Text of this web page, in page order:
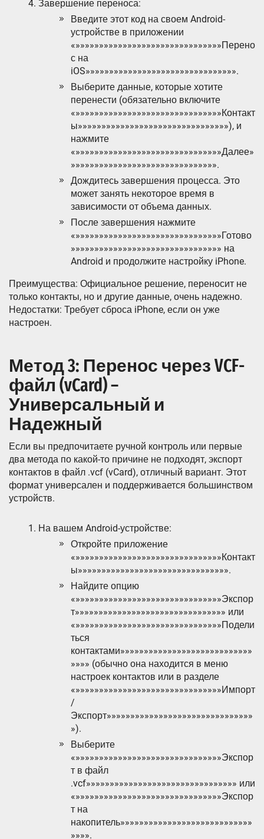
Завершение переноса:
Введите этот код на своем Android-
устройстве в приложении
«»»»»»»»»»»»»»»»»»»»»»»»»»»»»»»»Перено
с на
iOS»»»»»»»»»»»»»»»»»»»»»»»»»»»»»»»».
Выберите данные, которые хотите
перенести (обязательно включите
«»»»»»»»»»»»»»»»»»»»»»»»»»»»»»»»Контакт
ы»»»»»»»»»»»»»»»»»»»»»»»»»»»»»»»»), и
нажмите
«»»»»»»»»»»»»»»»»»»»»»»»»»»»»»»»Далее»
»»»»»»»»»»»»»»»»»»»»»»»»»»»»»»».
Дождитесь завершения процесса. Это
может занять некоторое время в
зависимости от объема данных.
После завершения нажмите
«»»»»»»»»»»»»»»»»»»»»»»»»»»»»»»»Готово
»»»»»»»»»»»»»»»»»»»»»»»»»»»»»»»» на
Android и продолжите настройку iPhone.
Преимущества: Официальное решение, переносит не
только контакты, но и другие данные, очень надежно.
Недостатки: Требует сброса iPhone, если он уже
настроен.
Метод 3: Перенос через VCF-
файл (vCard) –
Универсальный и
Надежный
Если вы предпочитаете ручной контроль или первые
два метода по какой-то причине не подходят, экспорт
контактов в файл .vcf (vCard), отличный вариант. Этот
формат универсален и поддерживается большинством
устройств.
На вашем Android-устройстве:
Откройте приложение
«»»»»»»»»»»»»»»»»»»»»»»»»»»»»»»»Контакт
ы»»»»»»»»»»»»»»»»»»»»»»»»»»»»»»»».
Найдите опцию
«»»»»»»»»»»»»»»»»»»»»»»»»»»»»»»»Экспор
т»»»»»»»»»»»»»»»»»»»»»»»»»»»»»»»» или
«»»»»»»»»»»»»»»»»»»»»»»»»»»»»»»»Подели
ться
контактами»»»»»»»»»»»»»»»»»»»»»»»»»»»»
»»»» (обычно она находится в меню
настроек контактов или в разделе
«»»»»»»»»»»»»»»»»»»»»»»»»»»»»»»»Импорт
/
Экспорт»»»»»»»»»»»»»»»»»»»»»»»»»»»»»»»
»).
Выберите
«»»»»»»»»»»»»»»»»»»»»»»»»»»»»»»»Экспор
т в файл
.vcf»»»»»»»»»»»»»»»»»»»»»»»»»»»»»»»» или
«»»»»»»»»»»»»»»»»»»»»»»»»»»»»»»»Экспор
т на
накопитель»»»»»»»»»»»»»»»»»»»»»»»»»»»»
»»»».